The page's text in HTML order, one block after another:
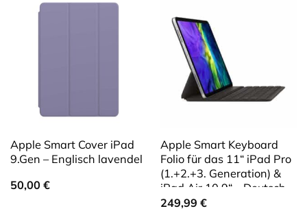
Apple Smart Cover iPad
9.Gen – Englisch lavendel
50,00 €
Apple Smart Keyboard
Folio für das 11“ iPad Pro
(1.+2.+3. Generation) &
iPad Air 10.9“ – Deutsch
249,99 €